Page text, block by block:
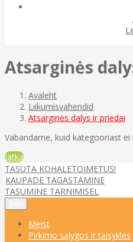
Atsarginės
Avaleht
Liikumisvahendid
Atsarginės dalys ir priedai
Vabandame, kuid kategooriast
Jätka
TASUTA KOHALETOIMETUS!
KAUPADE TAGASTAMINE
TASUMINE TARNIMISEL
Meist
Pirkimo sąlygos ir taisyklės